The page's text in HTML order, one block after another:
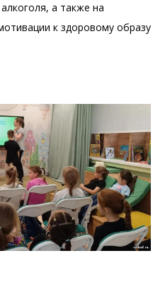
а также на
к здоровому образу